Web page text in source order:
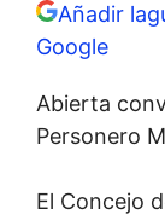
Añadir
Google
Abierta
Personero
El Concejo